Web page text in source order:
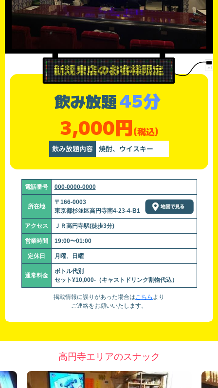
飲み放題45分
3,000円(税込)
飲み放題内容 焼酎、ウイスキー
電話番号 000-0000-0000
所在地
〒166-0003
東京都杉並区高円寺南4-23-4-B1
アクセス ＪＲ高円寺駅(徒歩3分)
営業時間 19:00〜01:00
定休日 月曜、日曜
通常料金
ボトル代別
セット¥10,000-（キャストドリンク割物代込）
掲載情報に誤りがあった場合はこちら より
ご連絡をお願いいたします。
高円寺エリアのスナック